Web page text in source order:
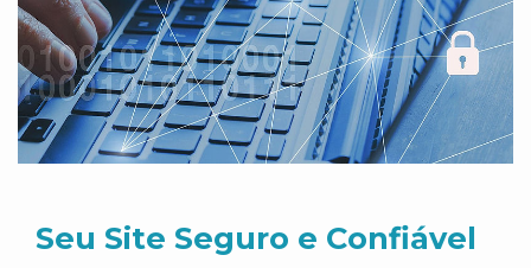
Seu Site Seguro e Confiável